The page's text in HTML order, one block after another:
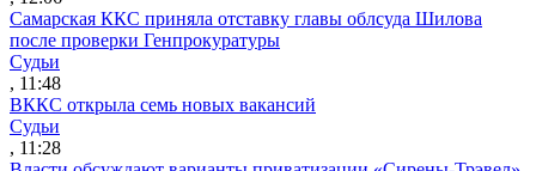
Самарская ККС приняла отставку главы облсуда Шилова
после проверки Генпрокуратуры
Судьи
, 11:48
ВККС открыла семь новых вакансий
Судьи
, 11:28